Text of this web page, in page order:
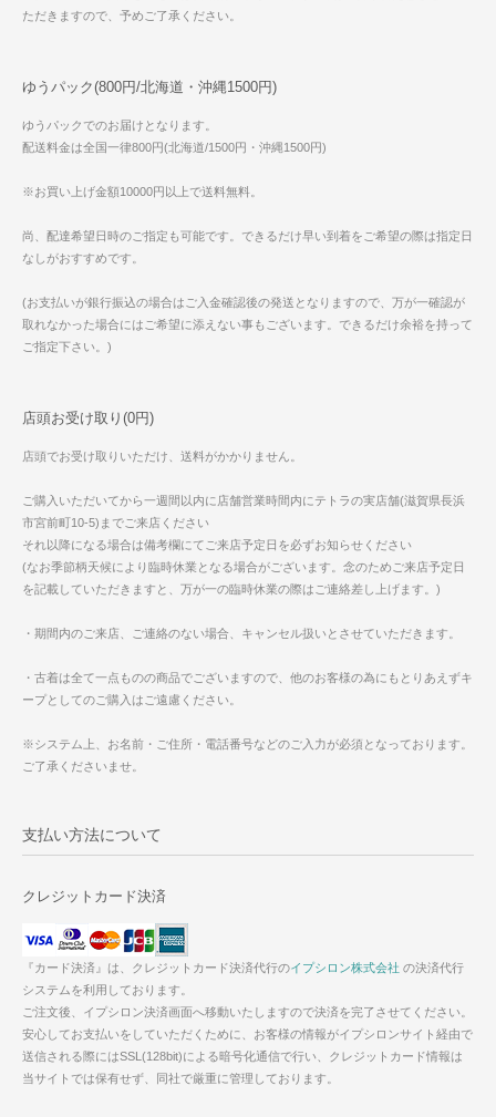
ただきますので、予めご了承ください。
ゆうパック(800円/北海道・沖縄1500円)
ゆうパックでのお届けとなります。
配送料金は全国一律800円(北海道/1500円・沖縄1500円)
※お買い上げ金額10000円以上で送料無料。
尚、配達希望日時のご指定も可能です。できるだけ早い到着をご希望の際は指定日
なしがおすすめです。
(お支払いが銀行振込の場合はご入金確認後の発送となりますので、万が一確認が
取れなかった場合にはご希望に添えない事もございます。できるだけ余裕を持って
ご指定下さい。)
店頭お受け取り(0円)
店頭でお受け取りいただけ、送料がかかりません。
ご購入いただいてから一週間以内に店舗営業時間内にテトラの実店舗(滋賀県長浜
市宮前町10-5)までご来店ください
それ以降になる場合は備考欄にてご来店予定日を必ずお知らせください
(なお季節柄天候により臨時休業となる場合がございます。念のためご来店予定日
を記載していただきますと、万が一の臨時休業の際はご連絡差し上げます。)
・期間内のご来店、ご連絡のない場合、キャンセル扱いとさせていただきます。
・古着は全て一点ものの商品でございますので、他のお客様の為にもとりあえずキ
ープとしてのご購入はご遠慮ください。
※システム上、お名前・ご住所・電話番号などのご入力が必須となっております。
ご了承くださいませ。
支払い方法について
クレジットカード決済
『カード決済』は、クレジットカード決済代行のイプシロン株式会社 の決済代行
システムを利用しております。
ご注文後、イプシロン決済画面へ移動いたしますので決済を完了させてください。
安心してお支払いをしていただくために、お客様の情報がイプシロンサイト経由で
送信される際にはSSL(128bit)による暗号化通信で行い、クレジットカード情報は
当サイトでは保有せず、同社で厳重に管理しております。